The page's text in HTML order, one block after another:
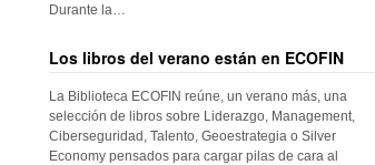
Durante la…
Los libros del verano están en ECOFIN
La Biblioteca ECOFIN reúne, un verano más, una
selección de libros sobre Liderazgo, Management,
Ciberseguridad, Talento, Geoestrategia o Silver
Economy pensados para cargar pilas de cara al